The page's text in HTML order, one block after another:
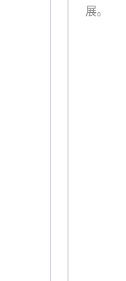
展。